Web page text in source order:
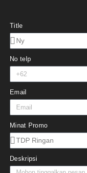
Title
No telp
Email
Minat Promo
Deskripsi